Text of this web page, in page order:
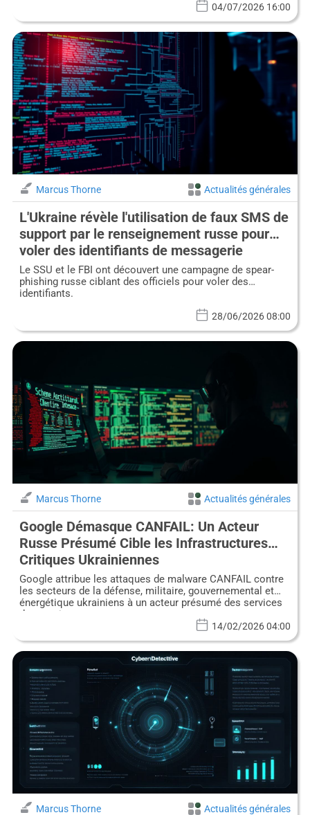
04/07/2026 16:00
Marcus Thorne Actualités générales
L'Ukraine révèle l'utilisation de faux SMS de
support par le renseignement russe pour
voler des identifiants de messagerie
Le SSU et le FBI ont découvert une campagne de spear-
phishing russe ciblant des officiels pour voler des
identifiants.
28/06/2026 08:00
Marcus Thorne Actualités générales
Google Démasque CANFAIL: Un Acteur
Russe Présumé Cible les Infrastructures
Critiques Ukrainiennes
Google attribue les attaques de malware CANFAIL contre
les secteurs de la défense, militaire, gouvernemental et
énergétique ukrainiens à un acteur présumé des services
de renseignement russes.
14/02/2026 04:00
Marcus Thorne Actualités générales